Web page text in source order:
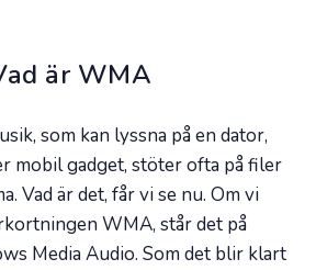
är WMA
som kan lyssna på en dator,
mobil gadget, stöter ofta på filer
Vad är det, får vi se nu. Om vi
WMA, står det på
Media Audio. Som det blir klart